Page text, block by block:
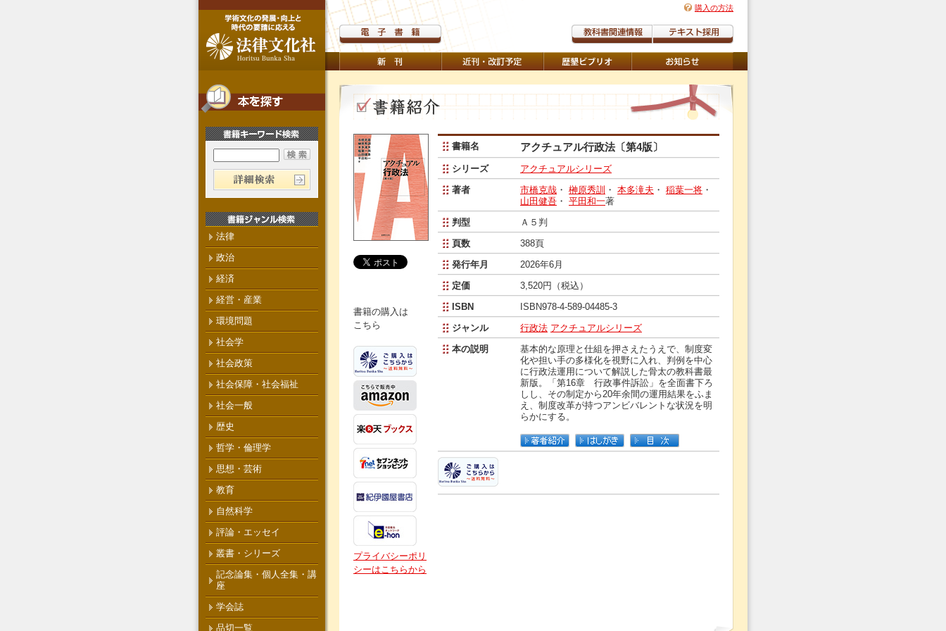
購入の方法
書籍の購入は
こちら
プライバシーポリ
シーはこちらから
書籍名 アクチュアル行政法〔第4版〕
シリーズ
アクチュアルシリーズ
著者
市橋克哉 ・ 榊原秀訓 ・ 本多滝夫 ・ 稲葉一将 ・
山田健吾 ・ 平田和一著
判型
Ａ５判
頁数
388頁
発行年月
2026年6月
定価
3,520円（税込）
ISBN
ISBN978-4-589-04485-3
ジャンル
行政法 アクチュアルシリーズ
本の説明
基本的な原理と仕組を押さえたうえで、制度変
化や担い手の多様化を視野に入れ、判例を中心
に行政法運用について解説した骨太の教科書最
新版。「第16章 行政事件訴訟」を全面書下ろ
しし、その制定から20年余間の運用結果をふま
え、制度改革が持つアンビバレントな状況を明
らかにする。
法律
政治
経済
経営・産業
環境問題
社会学
社会政策
社会保障・社会福祉
社会一般
歴史
哲学・倫理学
思想・芸術
教育
自然科学
評論・エッセイ
叢書・シリーズ
記念論集・個人全集・講
座
学会誌
品切一覧